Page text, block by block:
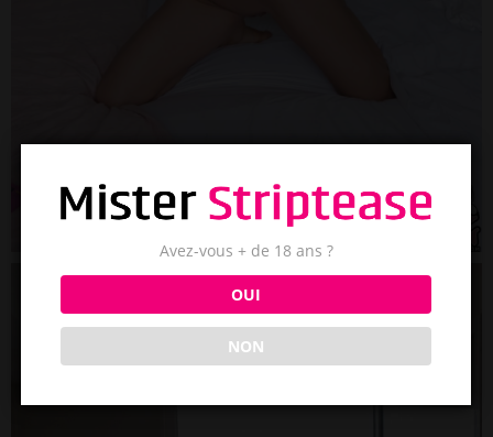
Avez-vous + de 18 ans ?
OUI
NON